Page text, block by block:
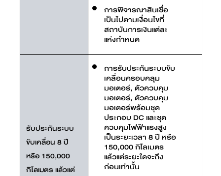
การพิจารณาสินเชื่อ
เป็นไปตามเงื่อนไขที่
สถาบันการเงินแต่ละ
แห่งกำหนด
รับประกันระบบ
ขับเคลื่อน 8 ปี
หรือ 150,000
กิโลเมตร แล้วแต่
การรับประกันระบบขับ
เคลื่อนครอบคลุม
มอเตอร์, ตัวควบคุม
มอเตอร์, ตัวควบคุม
มอเตอร์พร้อมชุด
ประกอบ DC และชุด
ควบคุมไฟฟ้าแรงสูง
เป็นระยะเวลา 8 ปี หรือ
150,000 กิโลเมตร
แล้วแต่ระยะใดจะถึง
ก่อนเท่านั้น